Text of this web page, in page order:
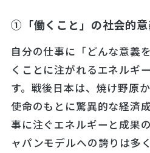
①「働くこと」の社会的意
自分の仕事に「どんな意義
くことに注がれるエネルギ
す。戦後日本は、焼け野原
使命のもとに驚異的な経済
事に注ぐエネルギーと成果
ャパンモデルへの誇りは多